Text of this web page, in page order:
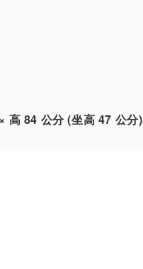
高 84 公分 (坐高 47 公分)